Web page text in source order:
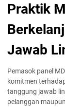
Praktik
Jawab
Pemasok panel
komitmen
tanggung jawab
pelanggan